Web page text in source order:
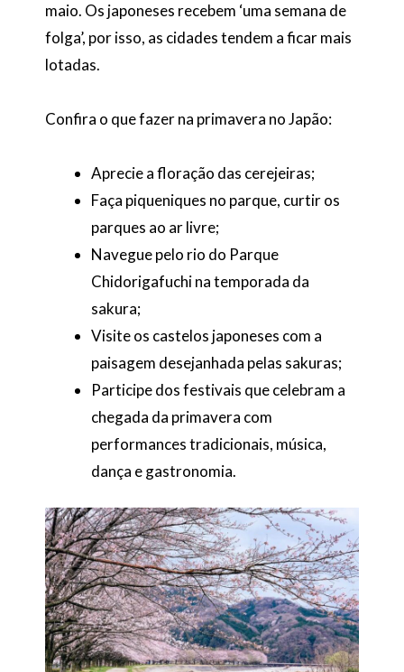
maio. Os japoneses recebem ‘uma semana de
folga’, por isso, as cidades tendem a ficar mais
lotadas.
Confira o que fazer na primavera no Japão:
Aprecie a floração das cerejeiras;
Faça piqueniques no parque, curtir os
parques ao ar livre;
Navegue pelo rio do Parque
Chidorigafuchi na temporada da
sakura;
Visite os castelos japoneses com a
paisagem desejanhada pelas sakuras;
Participe dos festivais que celebram a
chegada da primavera com
performances tradicionais, música,
dança e gastronomia.